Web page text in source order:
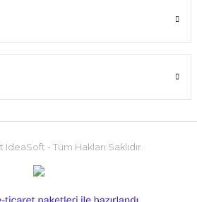
- Tüm Hakları Saklıdır.
e-